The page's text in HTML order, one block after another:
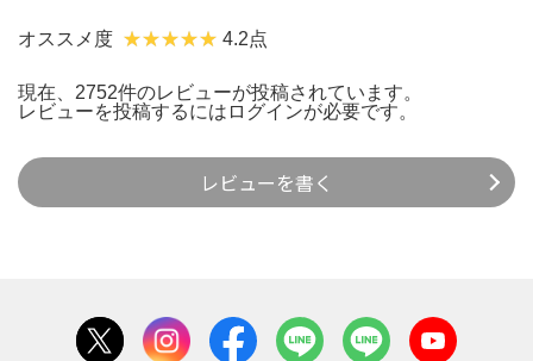
オススメ度 4.2点
現在、2752件のレビューが投稿されています。
レビューを投稿するには ログインが必要です。
レビューを書く